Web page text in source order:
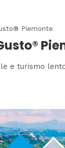
Piemonte
e turismo